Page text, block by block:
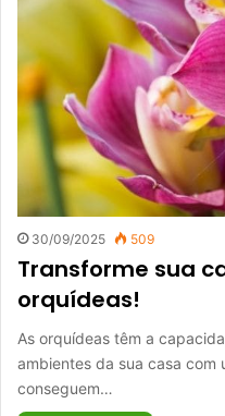
30/09/2025 509
Transforme sua
orquídeas!
As orquídeas têm a
ambientes da sua casa com
conseguem…